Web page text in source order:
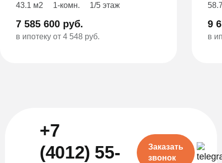
43.1 м2 1-комн. 1/5 этаж
7 585 600 руб.
в ипотеку от 4 548 руб.
9
в
+7
(4012) 55-
Заказать
звонок